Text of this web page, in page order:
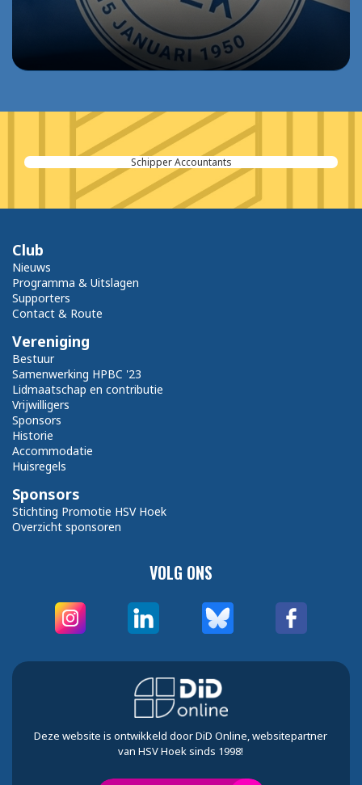
Benjamin's Catering
VOLG ONS
Club
Nieuws
Programma & Uitslagen
Supporters
Contact & Route
Vereniging
Bestuur
Samenwerking HPBC '23
Lidmaatschap en contributie
Vrijwilligers
Sponsors
Historie
Accommodatie
Huisregels
Sponsors
Stichting Promotie HSV Hoek
Overzicht sponsoren
Deze website is ontwikkeld door DiD Online, websitepartner
van HSV Hoek sinds 1998!